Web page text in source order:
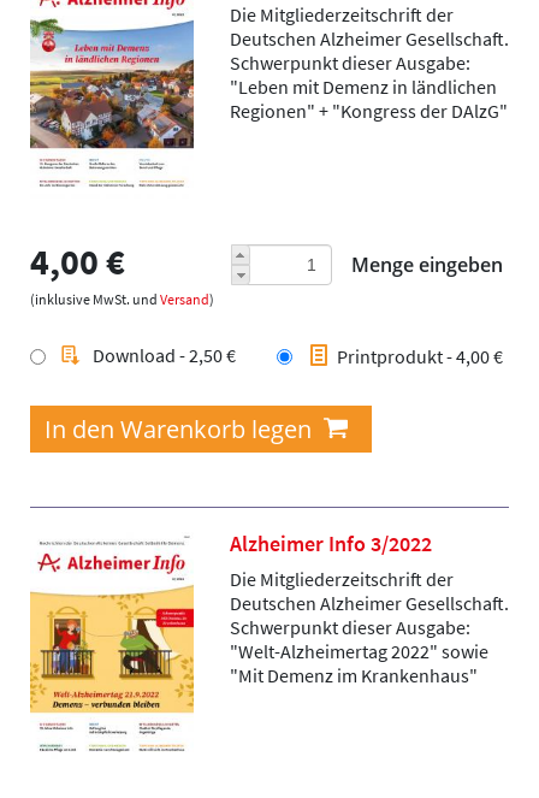
Die Mitgliederzeitschrift der
Deutschen Alzheimer Gesellschaft.
Schwerpunkt dieser Ausgabe:
"Leben mit Demenz in ländlichen
Regionen" + "Kongress der DAlzG"
4,00 €
(inklusive MwSt. und Versand)
Printprodukt - 4,00 €
Download - 2,50 €
Menge eingeben
Alzheimer Info 3/2022
Die Mitgliederzeitschrift der
Deutschen Alzheimer Gesellschaft.
Schwerpunkt dieser Ausgabe:
"Welt-Alzheimertag 2022" sowie
"Mit Demenz im Krankenhaus"